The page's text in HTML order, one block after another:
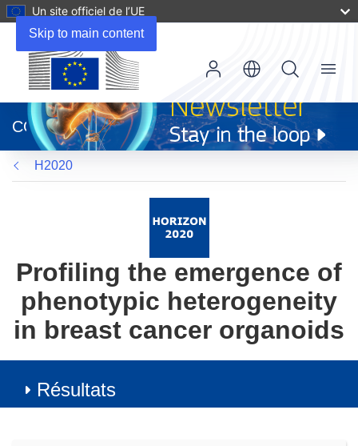
Skip to main content
Un site officiel de l’UE
dans
une
nouvelle
fenêtre)
CORDIS
Menu
H2020
Profiling the emergence of
phenotypic heterogeneity
in breast cancer organoids
Résultats